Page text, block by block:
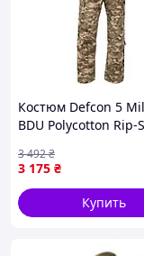
Костюм Defcon 5
BDU Polycotton Rip-
3 175 ₴
3 492₴
Купить